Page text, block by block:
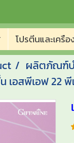
โปรตีนและเครื
ผลิตภัณฑ์
เอสพีเอฟ 22 พี